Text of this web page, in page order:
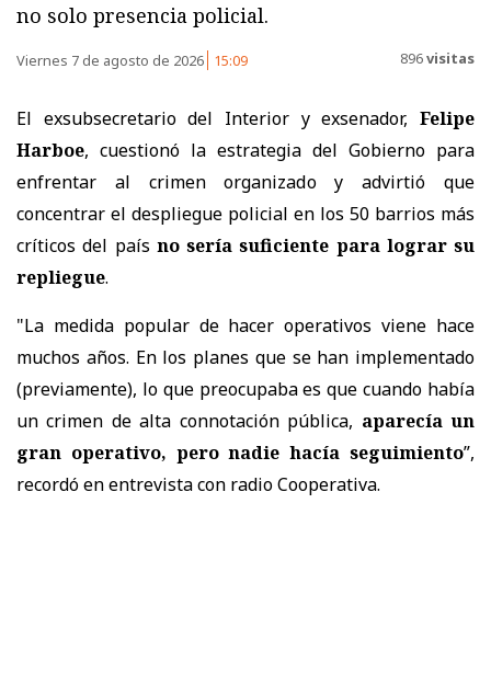
no solo presencia policial.
Viernes 7 de agosto de 2026 15:09 896visitas
El exsubsecretario del Interior y exsenador, Felipe
Harboe, cuestionó la estrategia del Gobierno para
enfrentar al crimen organizado y advirtió que
concentrar el despliegue policial en los 50 barrios más
críticos del país no sería suficiente para lograr su
repliegue.
"La medida popular de hacer operativos viene hace
muchos años. En los planes que se han implementado
(previamente), lo que preocupaba es que cuando había
un crimen de alta connotación pública, aparecía un
gran operativo, pero nadie hacía seguimiento”,
recordó en entrevista con radio Cooperativa.